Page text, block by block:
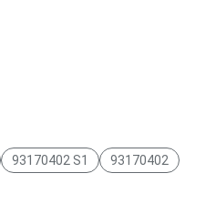
93170402 S1
93170402